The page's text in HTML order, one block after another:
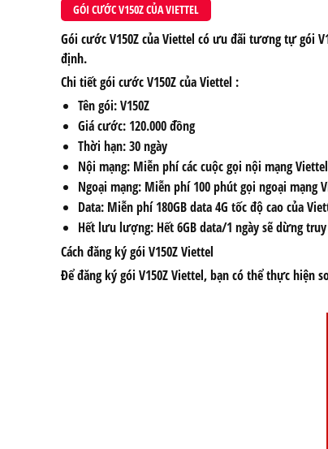
GÓI CƯỚC V150Z CỦA VIETTEL
Gói cước V150Z của Viettel có ưu đãi tương tự gói
định.
Chi tiết gói cước V150Z của Viettel :
Tên gói: V150Z
Giá cước: 120.000 đồng
Thời hạn: 30 ngày
Nội mạng: Miễn phí các cuộc gọi nội mạng
Ngoại mạng: Miễn phí 100 phút gọi ngoại mạng
Data: Miễn phí 180GB data 4G tốc độ cao của
Hết lưu lượng: Hết 6GB data/1 ngày sẽ dừng
Cách đăng ký gói V150Z Viettel
Để đăng ký gói V150Z Viettel, bạn có thể thực hiện